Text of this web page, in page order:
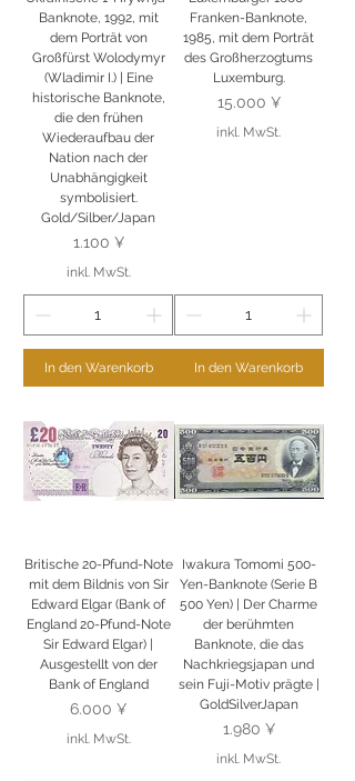
Banknote, 1992, mit
dem Porträt von
Großfürst Wolodymyr
(Wladimir I.) | Eine
historische Banknote,
die den frühen
Wiederaufbau der
Nation nach der
Unabhängigkeit
symbolisiert.
Gold/Silber/Japan
Preis
1.100 ¥
inkl. MwSt.
In den Warenkorb
Franken-Banknote,
1985, mit dem Porträt
des Großherzogtums
Luxemburg.
Preis
15.000 ¥
inkl. MwSt.
In den Warenkorb
Britische 20-Pfund-Note
mit dem Bildnis von Sir
Edward Elgar (Bank of
England 20-Pfund-Note
Sir Edward Elgar) |
Ausgestellt von der
Bank of England
Preis
6.000 ¥
inkl. MwSt.
Iwakura Tomomi 500-
Yen-Banknote (Serie B
500 Yen) | Der Charme
der berühmten
Banknote, die das
Nachkriegsjapan und
sein Fuji-Motiv prägte |
GoldSilverJapan
Preis
1.980 ¥
inkl. MwSt.